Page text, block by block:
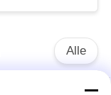
Alle